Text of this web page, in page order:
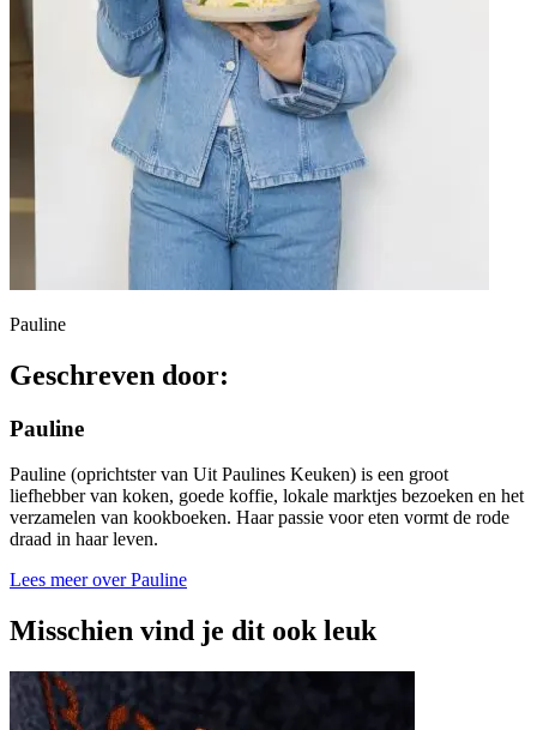
Pauline
Geschreven door:
Pauline
Pauline (oprichtster van Uit Paulines Keuken) is een groot
liefhebber van koken, goede koffie, lokale marktjes bezoeken en het
verzamelen van kookboeken. Haar passie voor eten vormt de rode
draad in haar leven.
Lees meer over Pauline
Misschien vind je dit ook leuk